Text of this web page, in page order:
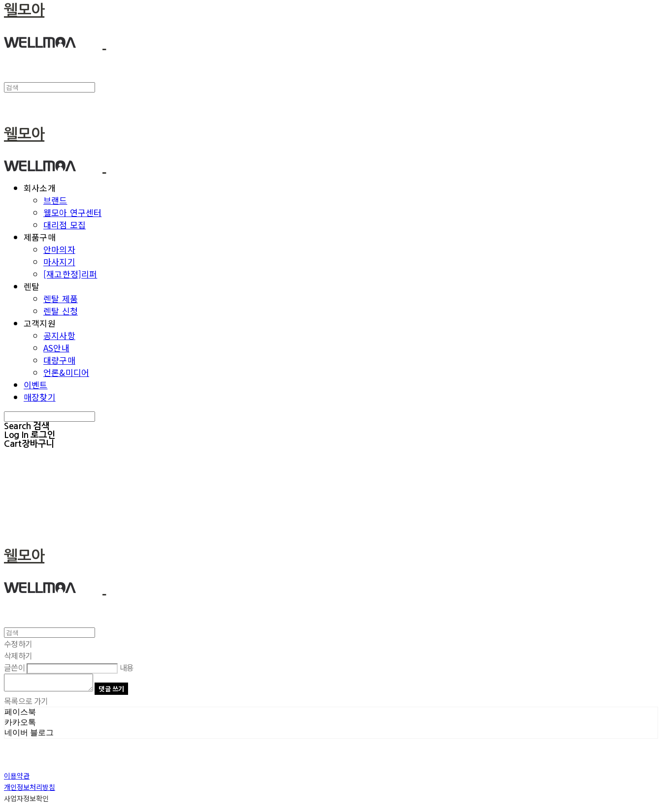
웰모아
웰모아
회사소개
브랜드
웰모아 연구센터
대리점 모집
제품구매
안마의자
마사지기
[재고한정]리퍼
렌탈
렌탈 제품
렌탈 신청
고객지원
공지사항
AS안내
대량구매
언론&미디어
이벤트
매장찾기
Search 검색
Log In 로그인
Cart장바구니
웰모아
수정하기
삭제하기
글쓴이
내용
댓글 쓰기
목록으로 가기
페이스북
카카오톡
네이버 블로그
이용약관
개인정보처리방침
사업자정보확인